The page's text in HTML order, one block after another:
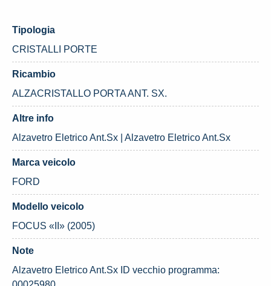
Tipologia
CRISTALLI PORTE
Ricambio
ALZACRISTALLO PORTA ANT. SX.
Altre info
Alzavetro Eletrico Ant.Sx | Alzavetro Eletrico Ant.Sx
Marca veicolo
FORD
Modello veicolo
FOCUS «II» (2005)
Note
Alzavetro Eletrico Ant.Sx ID vecchio programma: